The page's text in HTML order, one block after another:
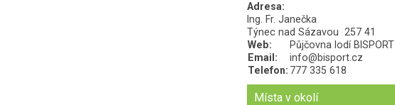
Adresa:
Ing. Fr. Janečka
Týnec nad Sázavou 257 41
Web:
Půjčovna lodí BISPORT
Email:
info@bisport.cz
Telefon: 777 335 618
Místa v okolí